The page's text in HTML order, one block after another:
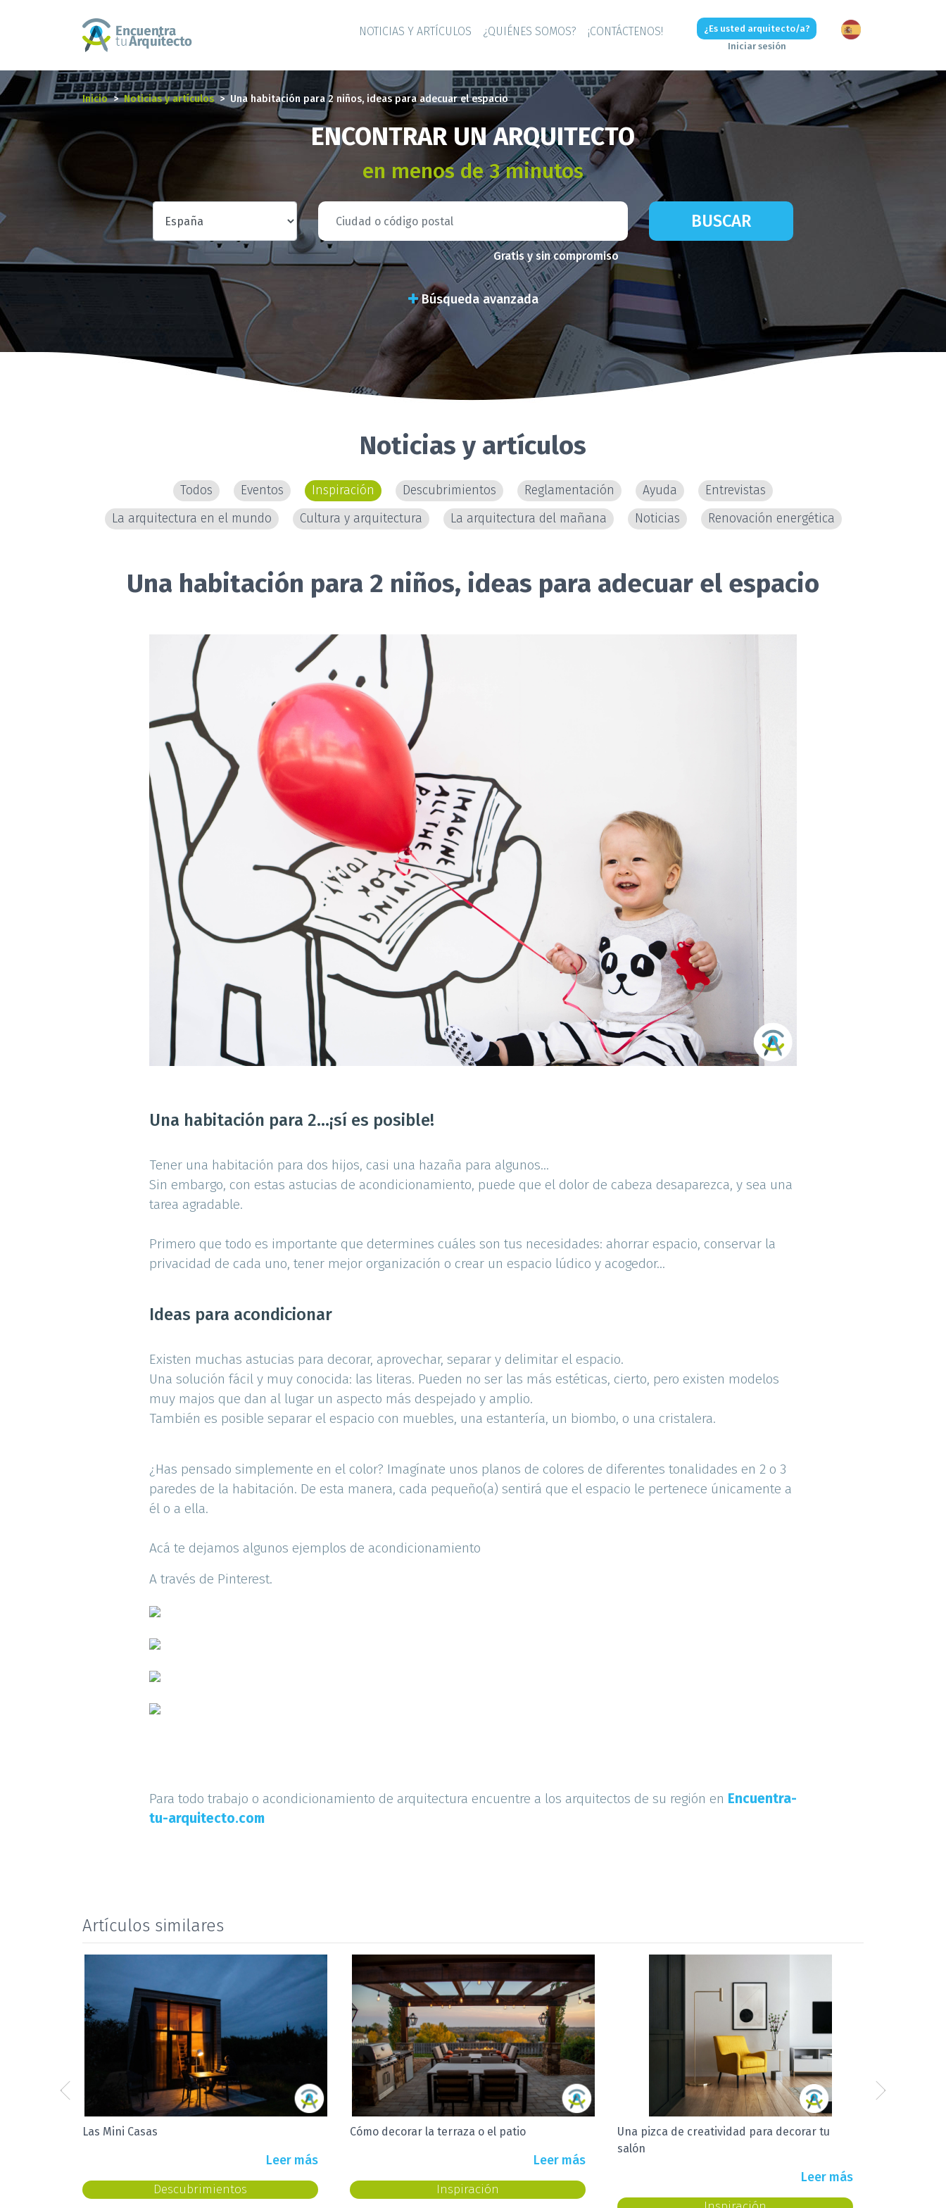
NOTICIAS Y ARTÍCULOS ¿QUIÉNES SOMOS? ¡CONTÁCTENOS!
¿Es usted arquitecto/a?
Iniciar sesión
Inicio Noticias y artículos Una habitación para 2 niños, ideas para adecuar el espacio
ENCONTRAR UN ARQUITECTO
en menos de 3 minutos
BUSCAR
Gratis y sin compromiso
Búsqueda avanzada
Noticias y artículos
Todos Eventos Inspiración Descubrimientos Reglamentación Ayuda
Entrevistas
La arquitectura en el mundo
Cultura y arquitectura La arquitectura del mañana Noticias Renovación energética
Una habitación para 2 niños, ideas para adecuar el espacio
Una habitación para 2...¡sí es posible!
Tener una habitación para dos hijos, casi una hazaña para algunos...
Sin embargo, con estas astucias de acondicionamiento, puede que el dolor de cabeza desaparezca, y sea una
tarea agradable.
Primero que todo es importante que determines cuáles son tus necesidades: ahorrar espacio, conservar la
privacidad de cada uno, tener mejor organización o crear un espacio lúdico y acogedor...
Ideas para acondicionar
Existen muchas astucias para decorar, aprovechar, separar y delimitar el espacio.
Una solución fácil y muy conocida: las literas. Pueden no ser las más estéticas, cierto, pero existen modelos
muy majos que dan al lugar un aspecto más despejado y amplio.
También es posible separar el espacio con muebles, una estantería, un biombo, o una cristalera.
¿Has pensado simplemente en el color? Imagínate unos planos de colores de diferentes tonalidades en 2 o 3
paredes de la habitación. De esta manera, cada pequeño(a) sentirá que el espacio le pertenece únicamente a
él o a ella.
Acá te dejamos algunos ejemplos de acondicionamiento
A través de Pinterest.
Para todo trabajo o acondicionamiento de arquitectura encuentre a los arquitectos de su región en Encuentra-
tu-arquitecto.com
Artículos similares
Ideas para decorar la cocina
Leer más
Inspiración
Un gran apartamento en pocos metros
Leer más
Inspiración
Una habitación original